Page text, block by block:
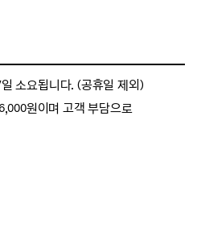
소요됩니다. (공휴일 제외)
원이며 고객 부담으로